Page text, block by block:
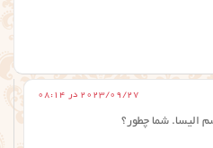
2023/09/27 در 08:14